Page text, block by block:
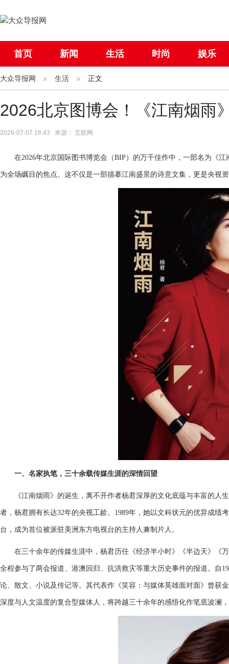
首页 新闻 生活 时尚 娱乐
社会 国际
大众导报网 生活 正文
2026北京图博会！《江南烟雨
2026-07-07 16:43 来源： 互联网
在2026年北京国际图书博览会（BIP）的万千佳作中，一部名为《
为全场瞩目的焦点。这不仅是一部描摹江南盛景的诗意文集，更是央视
一、名家执笔，三十余载传媒生涯的深情回望
《江南烟雨》的诞生，离不开作者杨君深厚的文化底蕴与丰富的
者，杨君拥有长达32年的央视工龄。1989年，她以文科状元的优异成绩
台，成为首位被派驻美洲东方电视台的主持人兼制片人。
在三十余年的传媒生涯中，杨君历任《经济半小时》《半边天》《
全程参与了两会报道、港澳回归、抗洪救灾等重大历史事件的报道。自
论、散文、小说及传记等。其代表作《笑容：与媒体英雄面对面》曾获
深度与人文温度的复合型媒体人，将跨越三十余年的感悟化作笔底波澜